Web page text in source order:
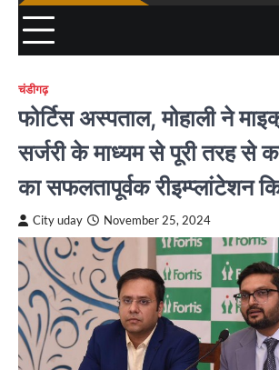
चंडीगढ़
फोर्टिस अस्पताल, मोहाली ने
सर्जरी के माध्यम से पूरी तरह से
का सफलतापूर्वक रीइम्प्लांटेशन
City uday November 25, 2024